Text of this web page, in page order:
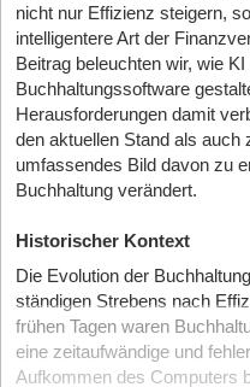
nicht nur Effizienz steigern,
intelligentere Art der
Beitrag beleuchten wir, wie
Buchhaltungssoftware
Herausforderungen damit
den aktuellen Stand als auch
umfassendes Bild davon zu
Buchhaltung verändert.
Historischer Kontext
Die Evolution der
ständigen Strebens nach
frühen Tagen waren
eine zeitaufwändige und
Aufkommen des Computers